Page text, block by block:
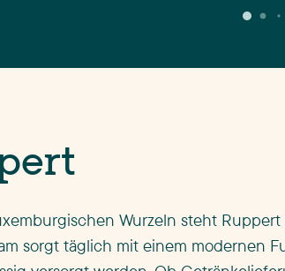
Wurzeln steht
sorgt täglich mit einem modernen